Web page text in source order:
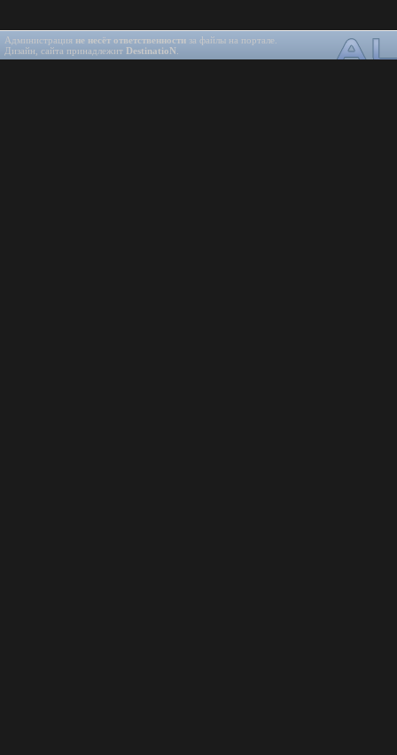
Администрация не несёт ответственности за файлы на портале.
Дизайн, сайта принадлежит DestinatioN